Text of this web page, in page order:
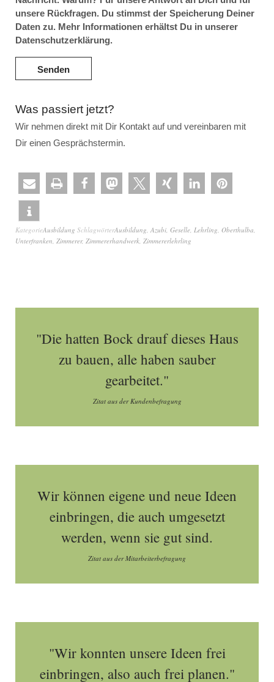
unsere Rückfragen. Du stimmst der Speicherung Deiner
Daten zu. Mehr Informationen erhältst Du in unserer
Datenschutzerklärung.
Was passiert jetzt?
Wir nehmen direkt mit Dir Kontakt auf und vereinbaren mit
Dir einen Gesprächstermin.
KategorieAusbildung SchlagwörterAusbildung, Azubi, Geselle, Lehrling, Oberthulba,
Unterfranken, Zimmerer, Zimmererhandwerk, Zimmererlehrling
"Die hatten Bock drauf dieses Haus
zu bauen, alle haben sauber
gearbeitet."
Zitat aus der Kundenbefragung
Wir können eigene und neue Ideen
einbringen, die auch umgesetzt
werden, wenn sie gut sind.
Zitat aus der Mitarbeiterbefragung
"Wir konnten unsere Ideen frei
einbringen, also auch frei planen."